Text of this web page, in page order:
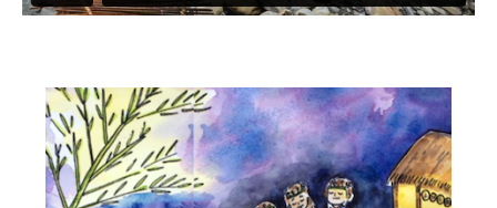
祭儀信仰
工藝服飾
民族植物